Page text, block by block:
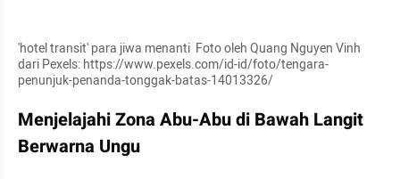
'hotel transit' para jiwa menanti  Foto oleh Quang Nguyen Vinh
dari Pexels: https://www.pexels.com/id-id/foto/tengara-
penunjuk-penanda-tonggak-batas-14013326/
Menjelajahi Zona Abu-Abu di Bawah Langit
Berwarna Ungu